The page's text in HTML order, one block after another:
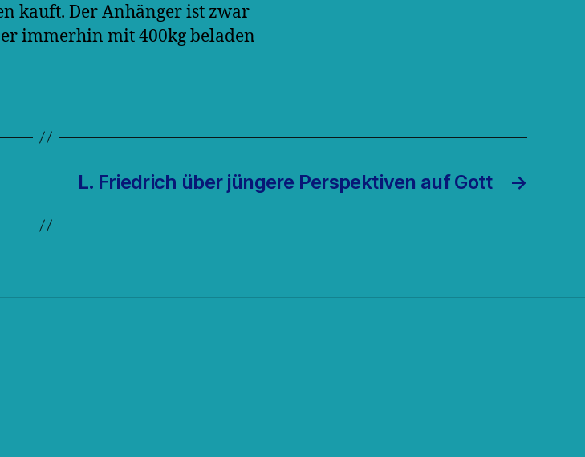
kauft. Der Anhänger ist zwar
immerhin mit 400kg beladen
→
L. Friedrich über jüngere Perspektiven auf Gott